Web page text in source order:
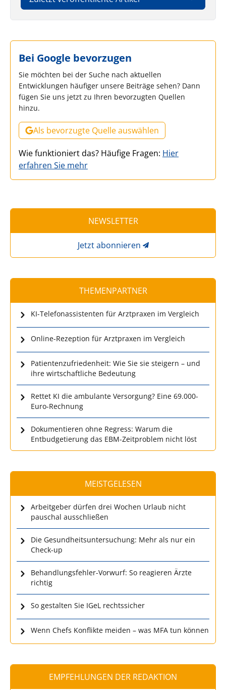
Bei Google bevorzugen
Sie möchten bei der Suche nach aktuellen
Entwicklungen häufiger unsere Beiträge sehen? Dann
fügen Sie uns jetzt zu Ihren bevorzugten Quellen
hinzu.
Als bevorzugte Quelle auswählen
Wie funktioniert das? Häufige Fragen: Hier
erfahren Sie mehr
NEWSLETTER
Jetzt abonnieren
THEMENPARTNER
KI-Telefonassistenten für Arztpraxen im Vergleich
Online-Rezeption für Arztpraxen im Vergleich
Patientenzufriedenheit: Wie Sie sie steigern – und
ihre wirtschaftliche Bedeutung
Rettet KI die ambulante Versorgung? Eine 69.000-
Euro-Rechnung
Dokumentieren ohne Regress: Warum die
Entbudgetierung das EBM-Zeitproblem nicht löst
MEISTGELESEN
Arbeitgeber dürfen drei Wochen Urlaub nicht
pauschal ausschließen
Die Gesundheitsuntersuchung: Mehr als nur ein
Check-up
Behandlungsfehler-Vorwurf: So reagieren Ärzte
richtig
So gestalten Sie IGeL rechtssicher
Wenn Chefs Konflikte meiden – was MFA tun können
EMPFEHLUNGEN DER REDAKTION